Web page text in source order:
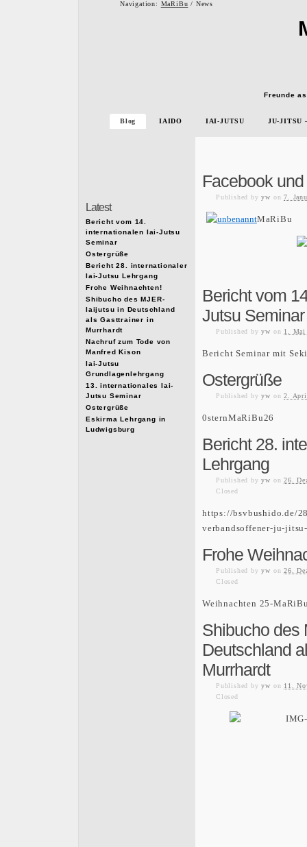
Navigation: MaRiBu / News
Freunde
Blog IAIDO IAI-JUTSU JU-JITSU
Facebook
Published by yw on 7.
MaRiBu
Bericht vom
Jutsu Seminar
Published by yw on 1. Mai
Bericht Seminar mit
Ostergrüße
Published by yw on 2.
0sternMaRiBu26
Bericht 28.
Lehrgang
Published by yw on 26.
Closed
https://bsvbushido.de/
verbandsoffener-ju-
Frohe
Published by yw on 26.
Closed
Weihnachten 25-
Shibucho des
Deutschland
Murrhardt
Published by yw on 11.
Closed
Latest
Bericht vom 14.
internationalen Iai-Jutsu
Seminar
Ostergrüße
Bericht 28. internationaler
Iai-Jutsu Lehrgang
Frohe Weihnachten!
Shibucho des MJER-
Iaijutsu in Deutschland
als Gasttrainer in
Murrhardt
Nachruf zum Tode von
Manfred Kison
Iai-Jutsu
Grundlagenlehrgang
13. internationales Iai-
Jutsu Seminar
Ostergrüße
Eskirma Lehrgang in
Ludwigsburg